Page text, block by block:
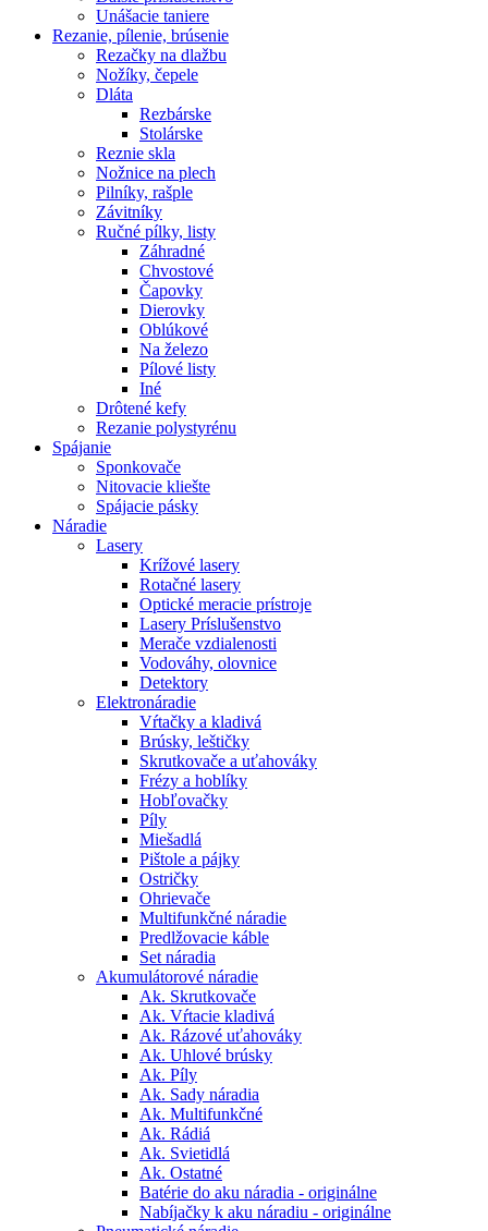
Unášacie taniere
Rezanie, pílenie, brúsenie
Rezačky na dlažbu
Nožíky, čepele
Dláta
Rezbárske
Stolárske
Reznie skla
Nožnice na plech
Pilníky, rašple
Závitníky
Ručné pílky, listy
Záhradné
Chvostové
Čapovky
Dierovky
Oblúkové
Na železo
Pílové listy
Iné
Drôtené kefy
Rezanie polystyrénu
Spájanie
Sponkovače
Nitovacie kliešte
Spájacie pásky
Náradie
Lasery
Krížové lasery
Rotačné lasery
Optické meracie prístroje
Lasery Príslušenstvo
Merače vzdialenosti
Vodováhy, olovnice
Detektory
Elektronáradie
Vŕtačky a kladivá
Brúsky, leštičky
Skrutkovače a uťahováky
Frézy a hoblíky
Hobľovačky
Píly
Miešadlá
Pištole a pájky
Ostričky
Ohrievače
Multifunkčné náradie
Predlžovacie káble
Set náradia
Akumulátorové náradie
Ak. Skrutkovače
Ak. Vŕtacie kladivá
Ak. Rázové uťahováky
Ak. Uhlové brúsky
Ak. Píly
Ak. Sady náradia
Ak. Multifunkčné
Ak. Rádiá
Ak. Svietidlá
Ak. Ostatné
Batérie do aku náradia - originálne
Nabíjačky k aku náradiu - originálne